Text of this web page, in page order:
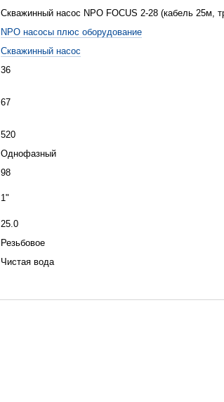
Скважинный насос NPO FOCUS 2-28 (кабель 25м,
NPO насосы плюс оборудование
Скважинный насос
36
67
520
Однофазный
98
1"
25.0
Резьбовое
Чистая вода